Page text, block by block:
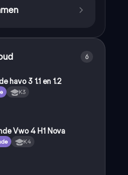
6
havo 3 1.1 en 1.2
K3
Vwo 4 H1 Nova
K4